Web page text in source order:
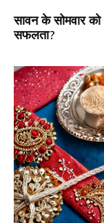
सावन के सोमवार
सफलता?